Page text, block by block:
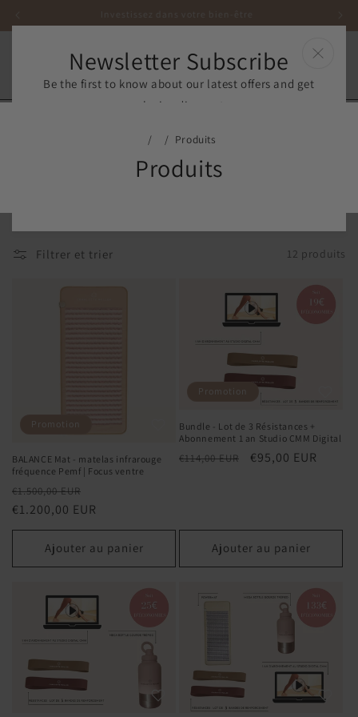
Investissez dans votre bien-être
Produits
Produits
Filtrer et trier 12 produits
Promotion
BALANCE Mat - matelas infrarouge
fréquence Pemf | Focus ventre
Prix
habituel
€1.500,00 EUR
promotionnel
€1.200,00 EUR
Ajouter au panier
Promotion
Bundle - Lot de 3 Résistances +
Abonnement 1 an Studio CMM Digital
Prix
€114,00 EUR
Prix
€95,00 EUR
Ajouter au panier
Newsletter Subscribe
Be the first to know about our latest offers and get
exclusive discounts.